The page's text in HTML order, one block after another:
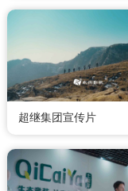
超继集团宣传片